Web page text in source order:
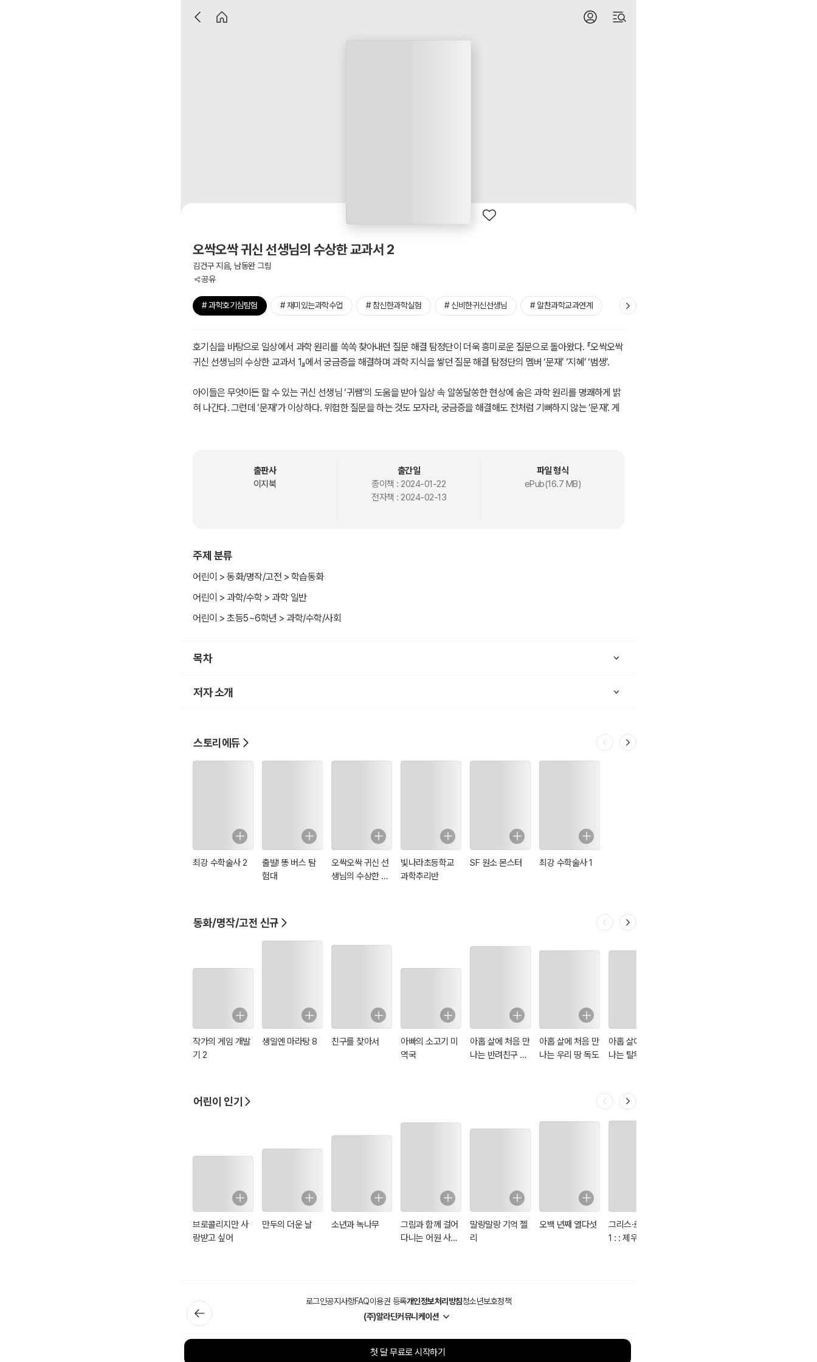
오싹오싹 귀신 선생님의 수상한 교과서 2
김건구 지음, 남동완 그림
공유
# 과학호기심탐험 # 재미있는과학수업 # 참신한과학실험 # 신비한귀신선생님 # 알찬과학교과연계
호기심을 바탕으로 일상에서 과학 원리를 쏙쏙 찾아내던 질문 해결 탐정단이 더욱 흥미로운 질문으로 돌아왔다. 『오싹오싹
귀신 선생님의 수상한 교과서 1』에서 궁금증을 해결하며 과학 지식을 쌓던 질문 해결 탐정단의 멤버 ‘문재’ ‘지혜’ ‘범생’.
아이들은 무엇이든 할 수 있는 귀신 선생님 ‘귀쌤’의 도움을 받아 일상 속 알쏭달쏭한 현상에 숨은 과학 원리를 명쾌하게 밝
혀 나간다. 그런데 ‘문재’가 이상하다. 위험한 질문을 하는 것도 모자라, 궁금증을 해결해도 전처럼 기뻐하지 않는 ‘문재’. 게
한 결과를 낳을 수도 있다. 『오싹오싹 귀신 선생님의 수상한 교과서 2』는 호기심 많은 어린이가 일상 속 과학 호기심을 안전
하게 해소할 수 있도록 도와준다. 독자들은 귀신 선생님의 마법으로 펼쳐지는 놀라운 실험 속에서 평소 궁금했지만 너무 위
험해서 직접 실험할 수 없었던 궁금증을 속 시원히 해결할 수 있다.
출판사
이지북
출간일
종이책 : 2024-01-22
전자책 : 2024-02-13
파일 형식
ePub(16.7 MB)
주제 분류
어린이 > 동화/명작/고전 > 학습동화
어린이 > 과학/수학 > 과학 일반
어린이 > 초등5~6학년 > 과학/수학/사회
목차
저자 소개
스토리에듀
최강 수학술사 2
출발! 똥 버스 탐
험대
오싹오싹 귀신 선
생님의 수상한 교
빛나라초등학교
과학추리반
SF 원소 몬스터 최강 수학술사 1
동화/명작/고전 신규
작가의 게임 개발
기 2
생일엔 마라탕 8 친구를 찾아서
아빠의 소고기 미
역국
아홉 살에 처음 만
나는 반려친구 고
아홉 살에 처음 만
나는 우리 땅 독도
아홉 살에 처음 만
나는 탈무드
어린이 인기
브로콜리지만 사
랑받고 싶어
만두의 더운 날 소년과 녹나무
그림과 함께 걸어
다니는 어원 사전
말랑말랑 기억 젤
리
오백 년째 열다섯
그리스·로마 신화
1 : : 제우스 헤라
로그인공지사항FAQ이용권 등록개인정보처리방침청소년보호정책
(주)알라딘커뮤니케이션
첫 달 무료로 시작하기